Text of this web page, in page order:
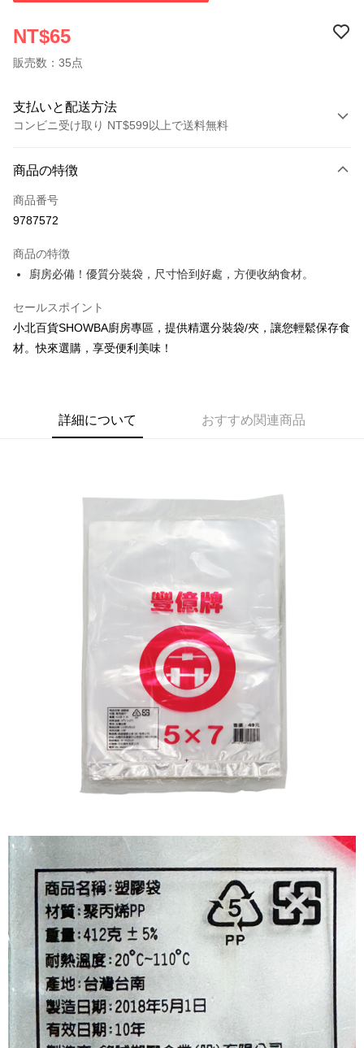
NT$65
販売数：35点
支払いと配送方法
コンビニ受け取り NT$599以上で送料無料
クレジットカード1回払い
コンビニ店頭代金引換
Apple Pay
Easy Wallet
一、 AFTEE代金後払いについて
1.お支払い方法でAFTEE代金後払いを選択すると、携帯電話認証ウィンド
4.ご注文が完了すると、携帯に支払い通知のSMSが届きます。アプリ会員
5.商品受け取り時のお支払いは不要です。商品を確かめてから、SMSまた
はアプリの通知に従って、4大コンビニ、またはATM/オンラインバンキン
代金納付期限は最短で 14 日以内ですので、ご注意ください。AFTEE アプ
リをダウンロードして AFTEE 会員になるとお支払い期限を最長 45 日以内
お支払期限は、ショップが請求した期日と、AFTEEで延長できる日数をも
とに計算されます。AFTEEで注文すると、商品を受け取るまで支払い期限
を延長できますが、商品を期限内に受け取れない場合があります（例：予
約商品や商品到着日が比較的遅い商品）。そのため、商品到着の有無に関
わらず、AFTEEで指定された期限内にお支払いください。
二、支払い限度額
1.初回 AFTEEを ご利用の際に、認証結果及び当社の審査の結果に基づ
き、限度額が設定されます。
2.決済金額は最低NT$20です。
三、利用規約「AFTEE代金後払い」（以下当サービスという）はネットプ
ロテクションズ（以下 AFTEE という）が提供し、AFTEEが代金を徴収し
ます。当サービスご利用の際に提供しなければならない個人情報（注文者
の氏名、電話番号、受取人の氏名、電話番号、受取人住所を含むがこれに
限らない）は、AFTEEに渡され当サービスで必要な範囲内で利用されま
す。AFTEEの個人情報の収集、処理、利用について、詳細はAFTEE公式ホ
ームページの『個人情報の収集、処理及び利用に関する声明』をご参照く
ださい（https://aftee.tw/privacypolicy/
AFTEEの初回ご利用の際に、審査を通過すれば、最高額がNT$10,000にな
ります。支払い期限を過ぎた場合、その金額に基づいて年利20%の遅延滞
納金が加算されます。未成年の利用者は、事前に法定代理人または後見人
の同意を得ればAFTEEをご利用いただけます。
個人情報の処理、利用について疑問がある、または関連する法律の権利を
ATM払い
配送毎にNT$60、NT$599以上で送料無料
配送毎にNT$60、NT$599以上で送料無料
配送毎にNT$60、NT$599以上で送料無料
配送毎にNT$60、NT$599以上で送料無料
配送毎にNT$120、NT$899以上で送料無料
商品の特徴
商品番号
9787572
商品の特徴
廚房必備！優質分裝袋，尺寸恰到好處，方便收納食材。
セールスポイント
小北百貨SHOWBA廚房專區，提供精選分裝袋/夾，讓您輕鬆保存食
材。快來選購，享受便利美味！
詳細について おすすめ関連商品